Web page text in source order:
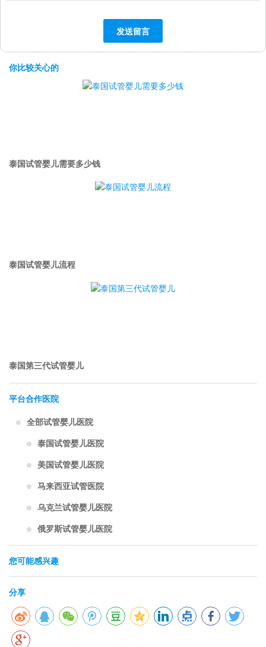
你比较关心的
泰国试管婴儿需要多少钱
泰国试管婴儿流程
泰国第三代试管婴儿
平台合作医院
全部试管婴儿医院
泰国试管婴儿医院
美国试管婴儿医院
马来西亚试管医院
乌克兰试管婴儿医院
俄罗斯试管婴儿医院
您可能感兴趣
分享